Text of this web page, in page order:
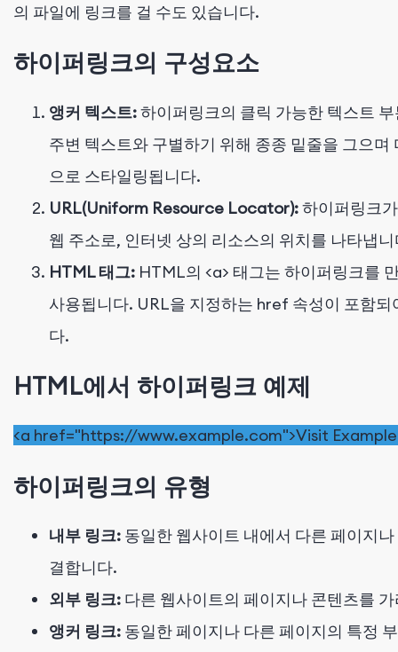
의 파일에 링크를 걸 수도 있습니다.
하이퍼링크의 구성요소
앵커 텍스트:하이퍼링크의 클릭 가능한 텍스트
주변 텍스트와 구별하기 위해 종종 밑줄을 그으며
으로 스타일링됩니다.
URL(Uniform Resource Locator):하이퍼링크
웹 주소로, 인터넷 상의 리소스의 위치를 나타냅
HTML 태그: HTML의 <a> 태그는 하이퍼링크를
사용됩니다. URL을 지정하는 href 속성이 포함되
다.
HTML에서 하이퍼링크 예제
<a href="https://www.example.com">Visit
하이퍼링크의 유형
내부 링크: 동일한 웹사이트 내에서 다른 페이지
결합니다.
외부 링크: 다른 웹사이트의 페이지나 콘텐츠를
앵커 링크: 동일한 페이지나 다른 페이지의 특정